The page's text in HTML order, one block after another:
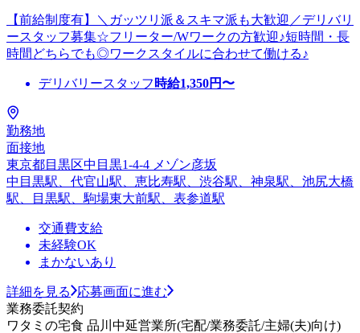
【前給制度有】＼ガッツリ派＆スキマ派も大歓迎／デリバリ
ースタッフ募集☆フリーター/Wワークの方歓迎♪短時間・長
時間どちらでも◎ワークスタイルに合わせて働ける♪
デリバリースタッフ 時給1,350円〜
勤務地
面接地
東京都目黒区中目黒1-4-4 メゾン彦坂
中目黒駅、代官山駅、恵比寿駅、渋谷駅、神泉駅、池尻大橋
駅、目黒駅、駒場東大前駅、表参道駅
交通費支給
未経験OK
まかないあり
詳細を見る
応募画面に進む
業務委託契約
ワタミの宅食 品川中延営業所(宅配/業務委託/主婦(夫)向け)